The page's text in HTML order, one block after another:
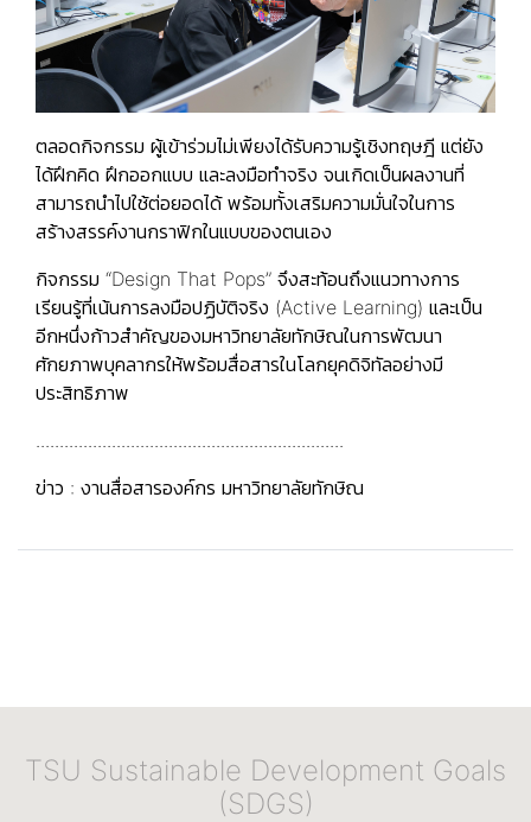
ตลอดกิจกรรม ผู้เข้าร่วมไม่เพียงได้รับความรู้เชิงทฤษฎี แต่ยัง
ได้ฝึกคิด ฝึกออกแบบ และลงมือทำจริง จนเกิดเป็นผลงานที่
สามารถนำไปใช้ต่อยอดได้ พร้อมทั้งเสริมความมั่นใจในการ
สร้างสรรค์งานกราฟิกในแบบของตนเอง
กิจกรรม “Design That Pops” จึงสะท้อนถึงแนวทางการ
เรียนรู้ที่เน้นการลงมือปฏิบัติจริง (Active Learning) และเป็น
อีกหนึ่งก้าวสำคัญของมหาวิทยาลัยทักษิณในการพัฒนา
ศักยภาพบุคลากรให้พร้อมสื่อสารในโลกยุคดิจิทัลอย่างมี
ประสิทธิภาพ
ข่าว : งานสื่อสารองค์กร มหาวิทยาลัยทักษิณ
TSU Sustainable Development Goals
(SDGS)